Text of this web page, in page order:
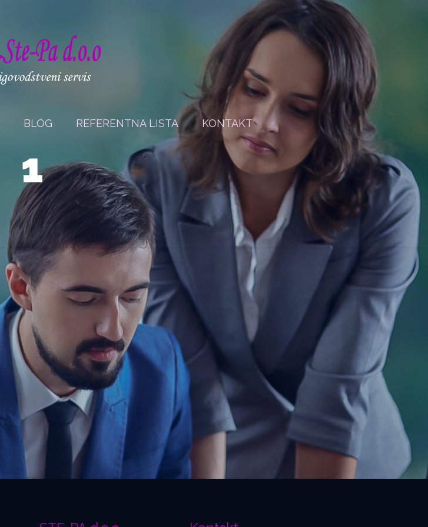
BLOG REFERENTNA LISTA KONTAKT
1